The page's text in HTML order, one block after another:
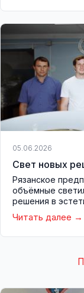
05.06.2026
Свет новых
Рязанское
объёмные
решения в
Читать далее